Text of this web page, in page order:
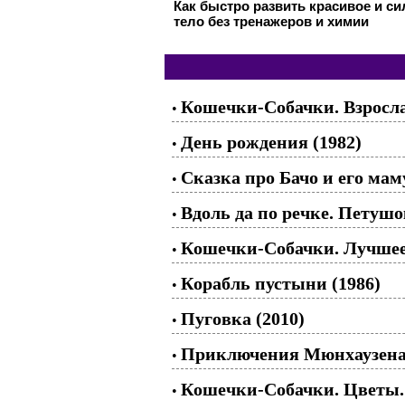
Как быстро развить красивое и
тело без тренажеров и химии
• Кошечки-Собачки.
• День рождения (1982)
• Сказка про Бачо и его
• Вдоль да по речке.
• Кошечки-Собачки.
• Корабль пустыни (1986)
• Пуговка (2010)
• Приключения
• Кошечки-Собачки. Цветы.